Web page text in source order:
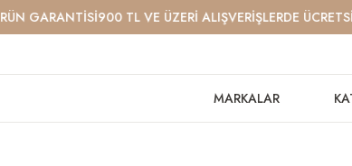
GARANTİSİ900 TL VE ÜZERİ ALIŞVERİŞLERDE ÜCRETSİZ
MARKALAR